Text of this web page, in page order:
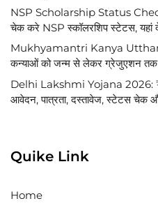
NSP Scholarship Status
चेक करे NSP स्कॉलरशिप स्टेटस, यहां
Mukhyamantri Kanya Utthan
कन्याओं को जन्म से लेकर ग्रेजुएशन तक
Delhi Lakshmi Yojana 2026:
आवेदन, पात्रता, दस्तावेज, स्टेटस चेक
Quike Link
Home